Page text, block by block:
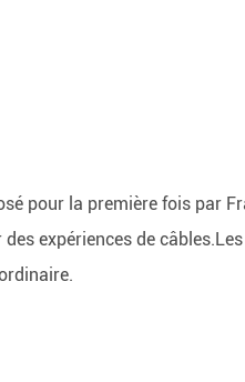
pour la première fois par
expériences de